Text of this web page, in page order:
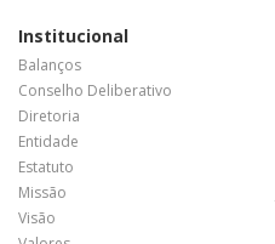
Institucional
Balanços
Conselho Deliberativo
Diretoria
Entidade
Estatuto
Missão
Visão